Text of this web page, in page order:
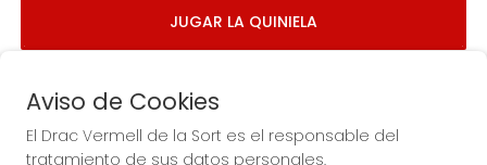
JUGAR LA QUINIELA
Aviso de Cookies
El Drac Vermell de la Sort es el responsable del
tratamiento de sus datos personales.